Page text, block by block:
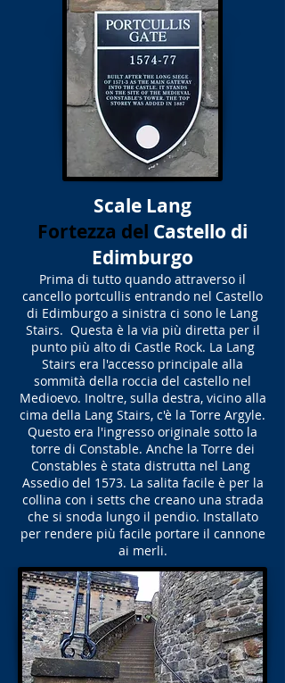
Scale Lang
Fortezza del Castello di
Edimburgo
Prima di tutto quando attraverso il
cancello portcullis entrando nel Castello
di Edimburgo a sinistra ci sono le Lang
Stairs. Questa è la via più diretta per il
punto più alto di Castle Rock. La Lang
Stairs era l'accesso principale alla
sommità della roccia del castello nel
Medioevo. Inoltre, sulla destra, vicino alla
cima della Lang Stairs, c'è la Torre Argyle.
Questo era l'ingresso originale sotto la
torre di Constable. Anche la Torre dei
Constables è stata distrutta nel Lang
Assedio del 1573. La salita facile è per la
collina con i setts che creano una strada
che si snoda lungo il pendio. Installato
per rendere più facile portare il cannone
ai merli.